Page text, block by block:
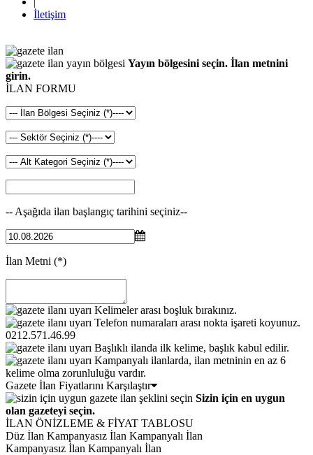
İletişim
Yayın bölgesini seçin. İlan metnini
girin.
İLAN FORMU
-- Aşağıda ilan başlangıç tarihini seçiniz--
İlan Metni (*)
Kelimeler arası boşluk bırakınız.
Telefon numaraları arası nokta işareti koyunuz.
0212.571.46.99
Başlıklı ilanda ilk kelime, başlık kabul edilir.
Kampanyalı ilanlarda, ilan metninin en az 6
kelime olma zorunluluğu vardır.
Gazete İlan Fiyatlarını Karşılaştır
Sizin için en uygun
olan gazeteyi seçin.
İLAN ÖNİZLEME & FİYAT TABLOSU
Düz İlan Kampanyasız İlan Kampanyalı İlan
Kampanyasız İlan Kampanyalı İlan